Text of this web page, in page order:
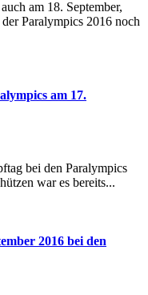
am 18. September,
Paralympics 2016 noch
am 17.
bei den Paralympics
war es bereits...
2016 bei den